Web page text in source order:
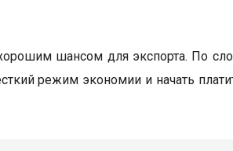
шансом для экспорта. По
режим экономии и начать